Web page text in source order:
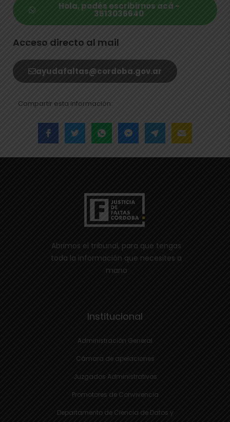
Hola, podés escribirnos acá -
3513036640
Acceso directo al mail
ayudafaltas@cordoba.gov.ar
Compartir esta información:
Abrimos el tribunal, para que tengas
toda la información que necesites a
mano
Institucional
Administración General
Cámara de apelaciones
Juzgados Administrativos
Promotores de Convivencia
Departamento de Ciencia de Datos y